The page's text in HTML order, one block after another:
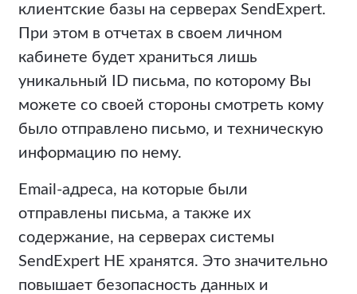
клиентские базы на серверах SendExpert.
При этом в отчетах в своем личном
кабинете будет храниться лишь
уникальный ID письма, по которому Вы
можете со своей стороны смотреть кому
было отправлено письмо, и техническую
информацию по нему.
Email-адреса, на которые были
отправлены письма, а также их
содержание, на серверах системы
SendExpert НЕ хранятся. Это значительно
повышает безопасность данных и